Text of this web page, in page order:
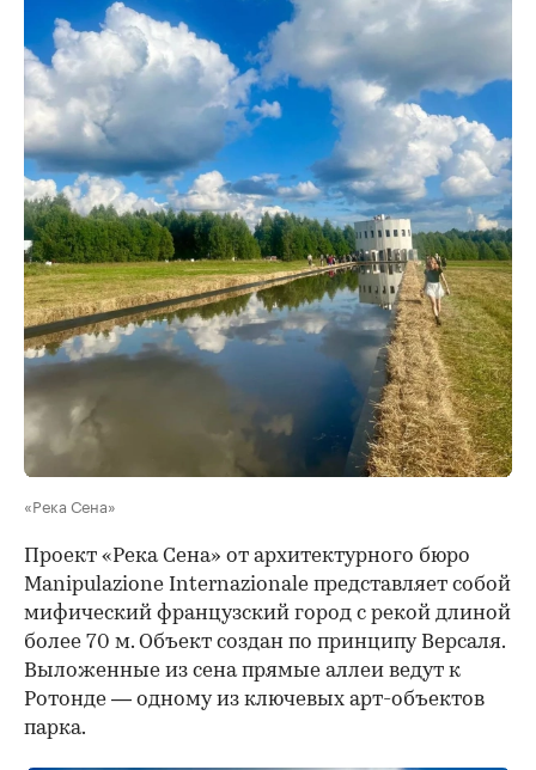
«Река Сена»
Проект «Река Сена» от архитектурного бюро
Manipulazione Internazionale представляет собой
мифический французский город с рекой длиной
более 70 м. Объект создан по принципу Версаля.
Выложенные из сена прямые аллеи ведут к
Ротонде — одному из ключевых арт-объектов
парка.